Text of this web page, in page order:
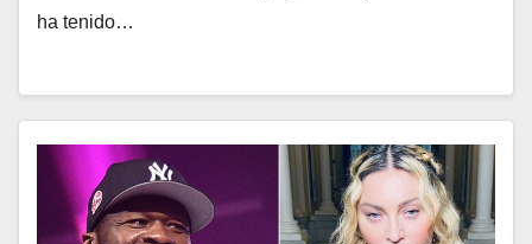
ha tenido…